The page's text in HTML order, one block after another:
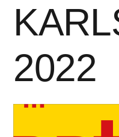
2022